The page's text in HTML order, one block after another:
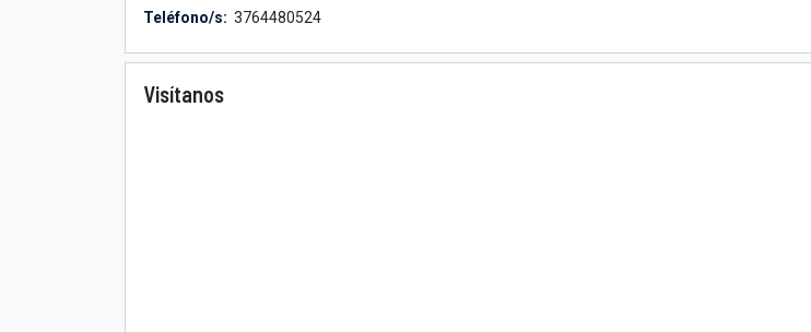
Teléfono/s: 3764480524
Visítanos